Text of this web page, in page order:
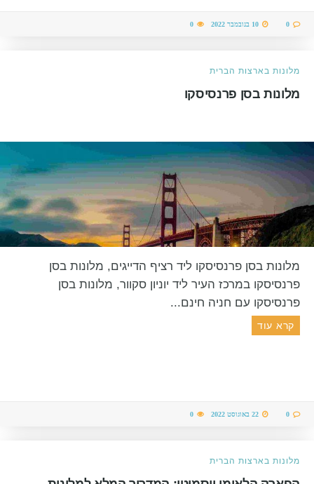
מלונות בארצות הברית
מלונות בסן פרנסיסקו
מלונות בסן פרנסיסקו ליד רציף הדייגים, מלונות בסן
פרנסיסקו במרכז העיר ליד יוניון סקוור, מלונות בסן
פרנסיסקו עם חניה חינם...
קרא עוד
מלונות בארצות הברית